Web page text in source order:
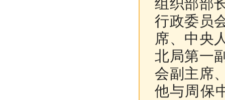
组织部部
行政委员
席、中央
北局第一
会副主席
他与周保